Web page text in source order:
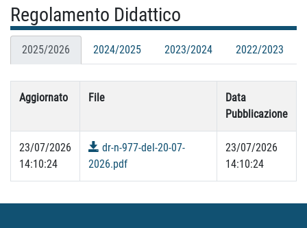
Regolamento Didattico
2025/2026 2024/2025 2023/2024 2022/2023
Aggiornato File
Data
Pubblicazione
23/07/2026
14:10:24
dr-n-977-del-20-07-
2026.pdf
23/07/2026
14:10:24